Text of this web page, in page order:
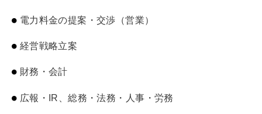
電力料金の提案・交渉（営業）
経営戦略立案
財務・会計
広報・IR、総務・法務・人事・労務